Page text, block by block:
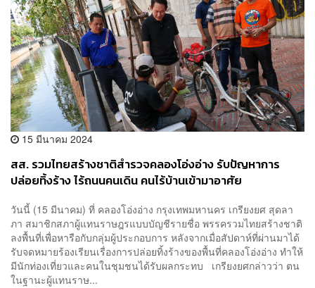
15 มีนาคม 2024
สส. รวมไทยสร้างชาติสำรวจคลองโอ่งอ่าง รับปัญหาการ
ปล่อยทิ้งร้าง ไร้ถนนคนเดิน คนไร้บ้านเข้ามาอาศัย
วันนี้ (15 มีนาคม) ที่ คลองโอ่งอ่าง กรุงเทพมหานคร เกรียงยศ สุดลา
ภา สมาชิกสภาผู้แทนราษฎรแบบบัญชีรายชื่อ พรรครวมไทยสร้างชาติ
ลงพื้นที่เพื่อหารือกับกลุ่มผู้ประกอบการ หลังจากเมื่อสัปดาห์ที่ผ่านมาได้
รับจดหมายร้องเรียนเรื่องการปล่อยทิ้งร้างของพื้นที่คลองโอ่งอ่าง ทำให้
มีนักท่องเที่ยวและคนในชุมชนได้รับผลกระทบ เกรียงยศกล่าวว่า ตน
ในฐานะผู้แทนราษ...